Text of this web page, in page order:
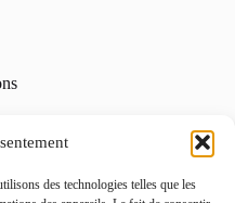
des technologies telles que les